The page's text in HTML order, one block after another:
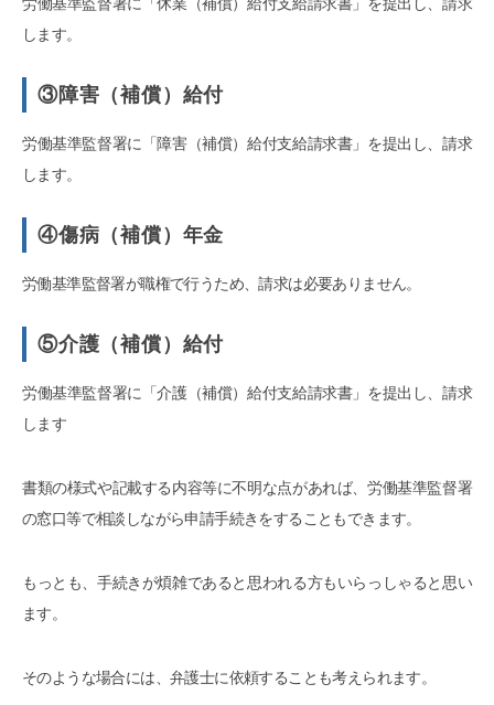
労働基準監督署に「休業（補償）給付支給請求書」を提出し、請求
します。
③障害（補償）給付
労働基準監督署に「障害（補償）給付支給請求書」を提出し、請求
します。
④傷病（補償）年金
労働基準監督署が職権で行うため、請求は必要ありません。
⑤介護（補償）給付
労働基準監督署に「介護（補償）給付支給請求書」を提出し、請求
します
書類の様式や記載する内容等に不明な点があれば、労働基準監督署
の窓口等で相談しながら申請手続きをすることもできます。
もっとも、手続きが煩雑であると思われる方もいらっしゃると思い
ます。
そのような場合には、弁護士に依頼することも考えられます。